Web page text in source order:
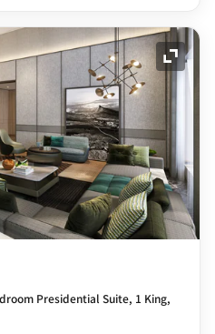
展开
Presidential Suite, 1 King,